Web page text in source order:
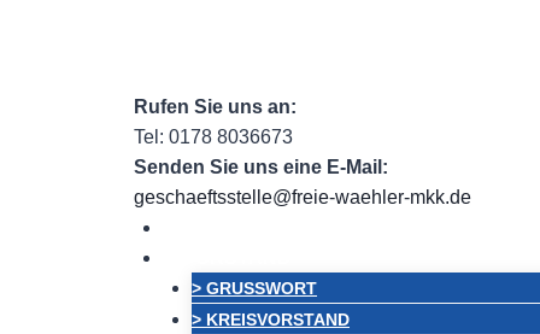
Rufen Sie uns an:
Tel: 0178 8036673
Senden Sie uns eine E-Mail:
geschaeftsstelle@freie-waehler-mkk.de
> GRUSSWORT
> KREISVORSTAND